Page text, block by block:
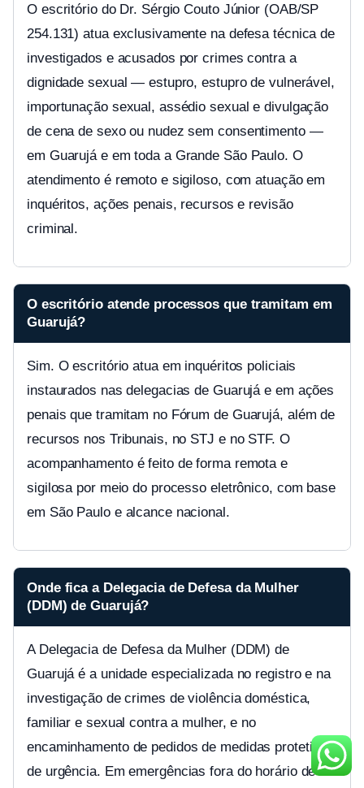
O escritório do Dr. Sérgio Couto Júnior (OAB/SP
254.131) atua exclusivamente na defesa técnica de
investigados e acusados por crimes contra a
dignidade sexual — estupro, estupro de vulnerável,
importunação sexual, assédio sexual e divulgação
de cena de sexo ou nudez sem consentimento —
em Guarujá e em toda a Grande São Paulo. O
atendimento é remoto e sigiloso, com atuação em
inquéritos, ações penais, recursos e revisão
criminal.
O escritório atende processos que tramitam em
Guarujá?
Sim. O escritório atua em inquéritos policiais
instaurados nas delegacias de Guarujá e em ações
penais que tramitam no Fórum de Guarujá, além de
recursos nos Tribunais, no STJ e no STF. O
acompanhamento é feito de forma remota e
sigilosa por meio do processo eletrônico, com base
em São Paulo e alcance nacional.
Onde fica a Delegacia de Defesa da Mulher
(DDM) de Guarujá?
A Delegacia de Defesa da Mulher (DDM) de
Guarujá é a unidade especializada no registro e na
investigação de crimes de violência doméstica,
familiar e sexual contra a mulher, e no
encaminhamento de pedidos de medidas protetivas
de urgência. Em emergências fora do horário de